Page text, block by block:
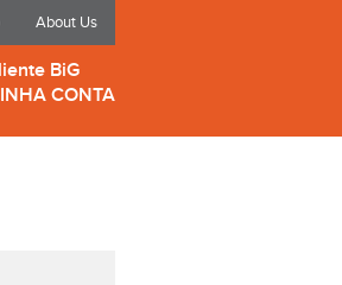
About Us
BiG
CONTA